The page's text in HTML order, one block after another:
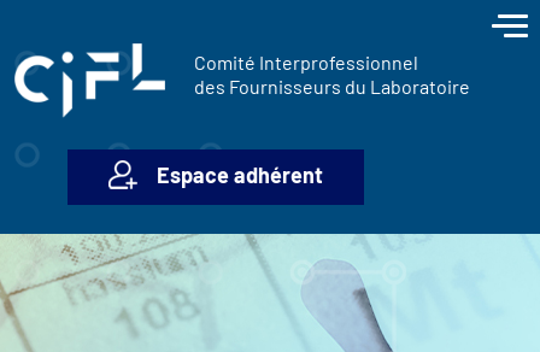
Comité Interprofessionnel
des Fournisseurs du Laboratoire
Espace adhérent